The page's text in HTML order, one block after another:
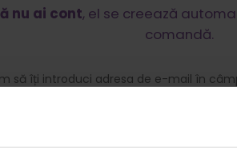
nu ai cont, el se creează
comandă.
să îți introduci adresa de e-mail în